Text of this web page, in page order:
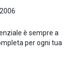
è sempre a
per ogni tua